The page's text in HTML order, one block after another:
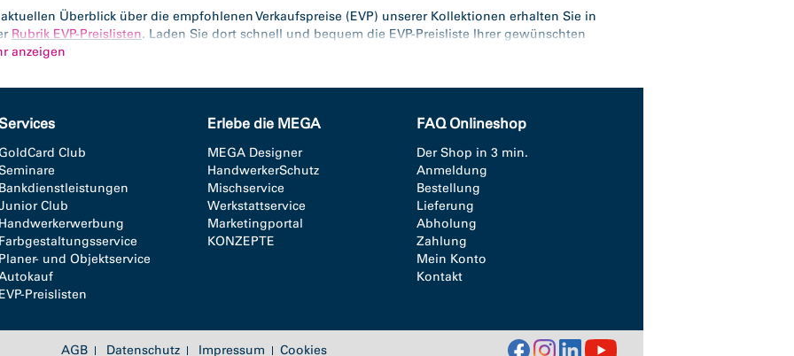
Überblick über die empfohlenen Verkaufspreise (EVP) unserer Kollektionen erhalten Sie in
Rubrik EVP-Preislisten. Laden Sie dort schnell und bequem die EVP-Preisliste Ihrer gewünschten
als PDF herunter. Für diese Kollektion verwenden Sie bitte die EVP Preisliste Kollektion L328.
anzeigen
GoldCard Club
Bankdienstleistungen
Club
Handwerkerwerbung
Farbgestaltungsservice
Planer- und Objektservice
EVP-Preislisten
Erlebe die MEGA
MEGA Designer
HandwerkerSchutz
Mischservice
Werkstattservice
Marketingportal
KONZEPTE
FAQ Onlineshop
Der Shop in 3 min.
Anmeldung
Bestellung
Lieferung
Abholung
Zahlung
Mein Konto
Kontakt
AGB Datenschutz Impressum
Cookies